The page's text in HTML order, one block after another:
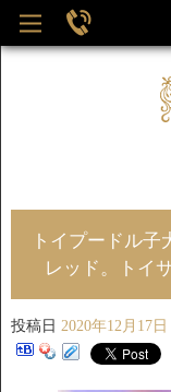
トイプードル
レッド。トイ
投稿日 2020年12月17日